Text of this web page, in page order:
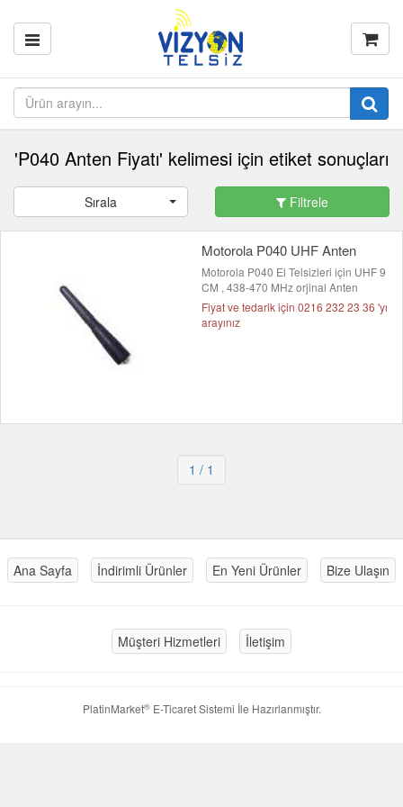
'P040 Anten Fiyatı' kelimesi için etiket sonuçları
Sırala Filtrele
Motorola P040 UHF Anten
Motorola P040 El Telsizleri için UHF 9
CM , 438-470 MHz orjinal Anten
Fiyat ve tedarik için 0216 232 23 36 'yı
arayınız
1 / 1
Ana Sayfa İndirimli Ürünler En Yeni Ürünler Bize Ulaşın
Müşteri Hizmetleri İletişim
PlatinMarket®E-Ticaret Sistemi İle Hazırlanmıştır.